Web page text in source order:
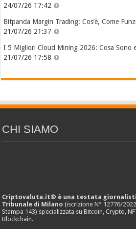
24/07/26 17:42
Bitpanda Margin Trading: Cos’è, Come
21/07/26 21:37
I 5 Migliori Cloud Mining 2026: Cosa Sono
21/07/26 17:58
CHI SIAMO
Criptovaluta.it® è una testata
Tribunale di Milano (iscrizione N° 12776/
Stampa 143) specializzata su Bitcoin, Crypto,
Blockchain.